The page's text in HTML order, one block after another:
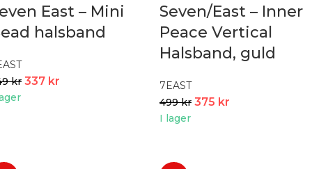
East – Mini
halsband
kr 337 kr
Seven/East – Inner
Peace Vertical
Halsband, guld
7EAST
499kr 375 kr
I lager